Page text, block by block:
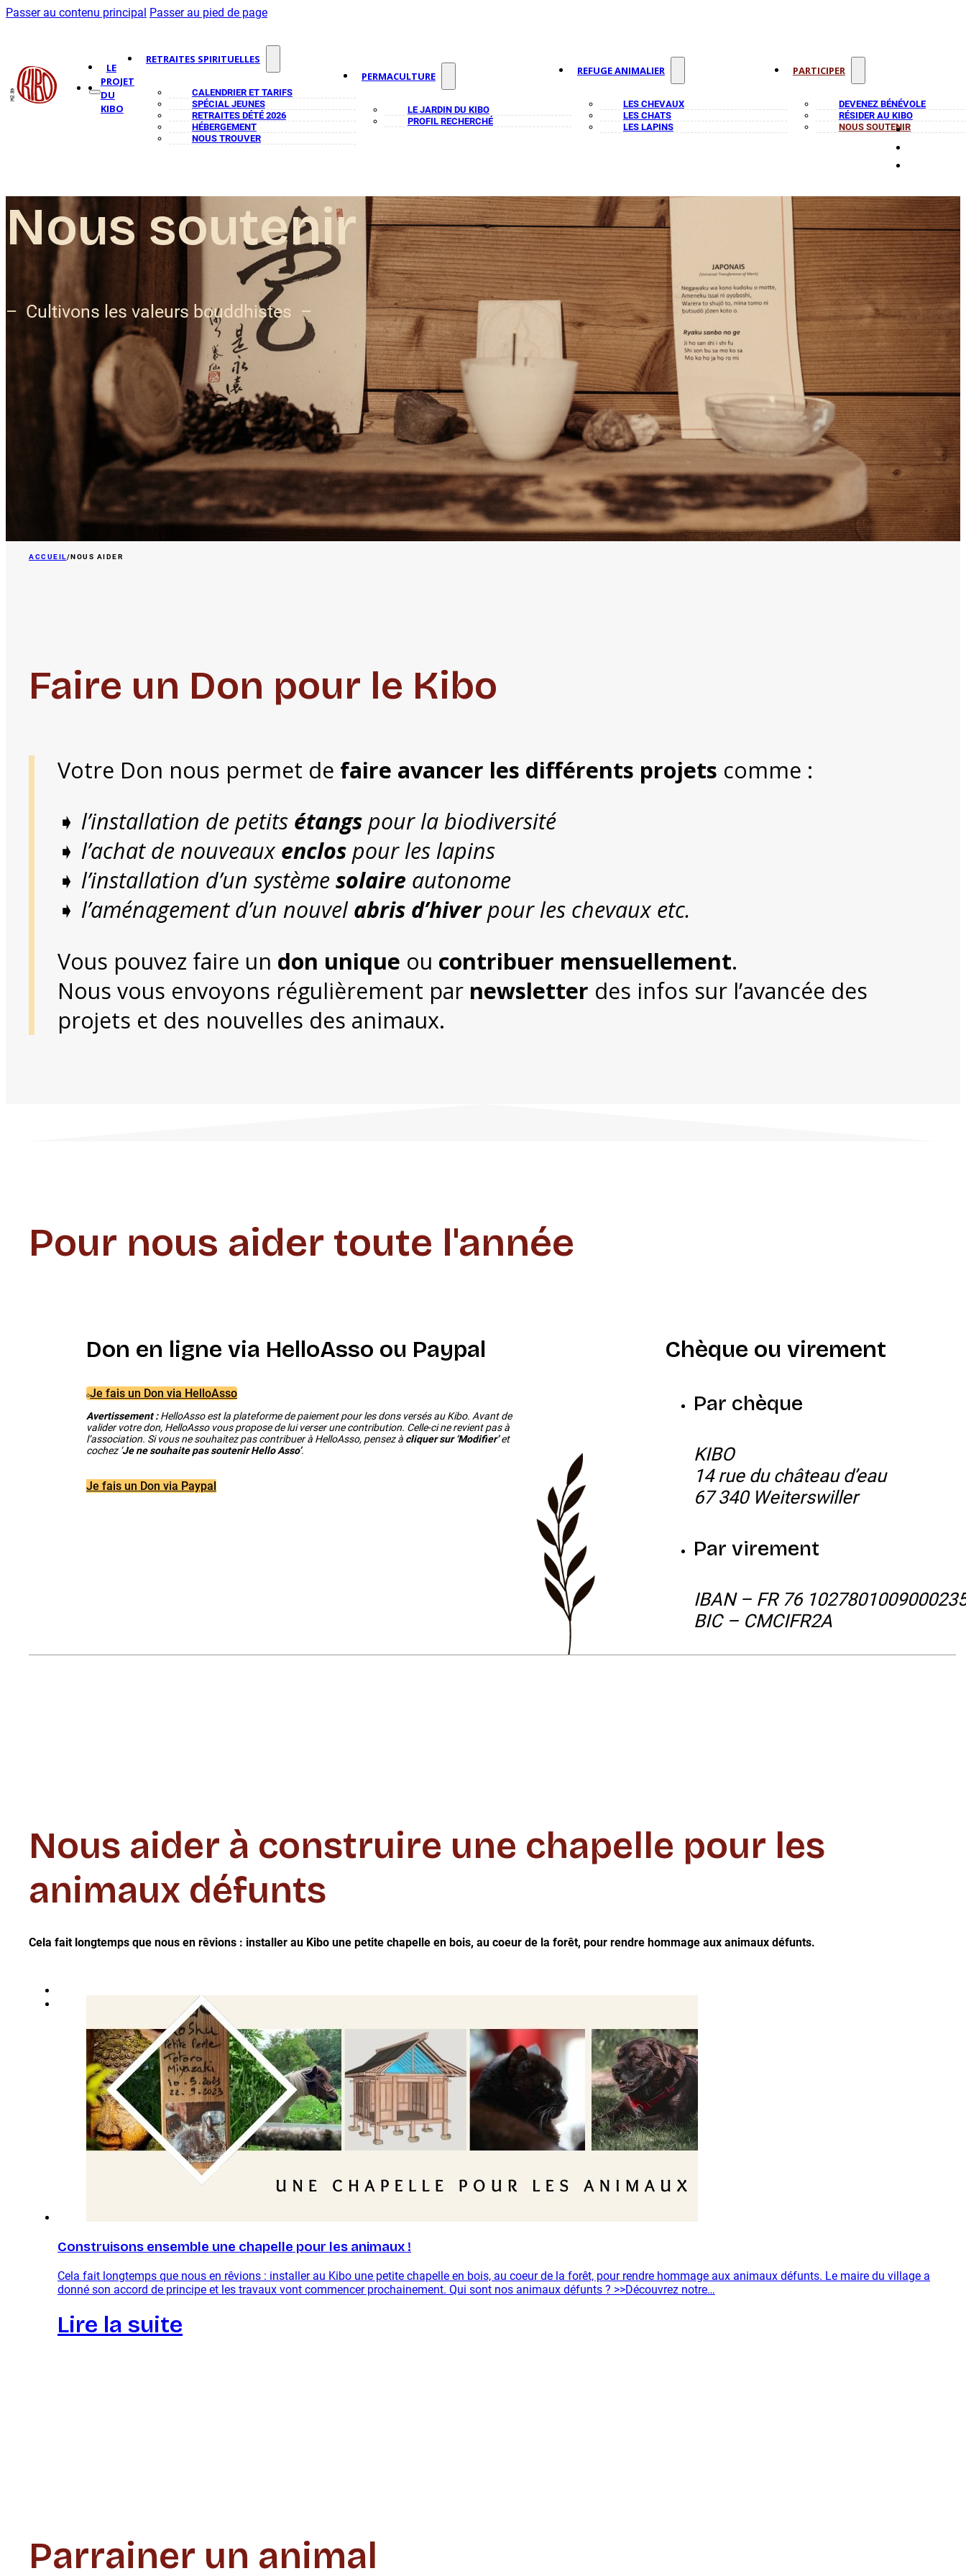
Passer au contenu principal Passer au pied de page
LE
PROJET
DU
KIBO
RETRAITES SPIRITUELLES
CALENDRIER ET TARIFS
SPÉCIAL JEUNES
RETRAITES DÉTÉ 2026
HÉBERGEMENT
NOUS TROUVER
PERMACULTURE
LE JARDIN DU KIBO
PROFIL RECHERCHÉ
REFUGE ANIMALIER
LES CHEVAUX
LES CHATS
LES LAPINS
PARTICIPER
DEVENEZ BÉNÉVOLE
RÉSIDER AU KIBO
NOUS SOUTENIR
Nous soutenir
– Cultivons les valeurs bouddhistes –
ACCUEIL/NOUS AIDER
Faire un Don pour le Kibo
Votre Don nous permet de faire avancer les différents projets comme :
➧ l’installation de petits étangspour la biodiversité
➧ l’achat de nouveaux enclospour les lapins
➧ l’installation d’un systèmesolaire autonome
➧ l’aménagement d’un nouvelabris d’hiverpour les chevaux etc.
Vous pouvez faire un don unique ou contribuer mensuellement.
Nous vous envoyons régulièrement par newsletter des infos sur l’avancée des
projets et des nouvelles des animaux.
Pour nous aider toute l'année
Don en ligne via HelloAsso ou Paypal
Je fais un Don via HelloAsso
Avertissement :HelloAsso est la plateforme de paiement pour les dons versés au Kibo. Avant de
valider votre don, HelloAsso vous propose de lui verser une contribution. Celle-ci ne revient pas à
l’association. Si vous ne souhaitez pas contribuer à HelloAsso, pensez à cliquer sur ‘Modifier’et
cochez ‘Je ne souhaite pas soutenir Hello Asso’.
Je fais un Don via Paypal
Chèque ou virement
Par chèque
KIBO
14 rue du château d’eau
67 340 Weiterswiller
Par virement
IBAN – FR 76
BIC – CMCIFR2A
Nous aider à construire une chapelle pour les
animaux défunts
Cela fait longtemps que nous en rêvions : installer au Kibo une petite chapelle en bois, au coeur de la forêt, pour rendre hommage aux animaux défunts.
Construisons ensemble une chapelle pour les animaux !
Cela fait longtemps que nous en rêvions : installer au Kibo une petite chapelle en bois, au coeur de la forêt, pour rendre hommage aux animaux défunts. Le maire du village a
donné son accord de principe et les travaux vont commencer prochainement. Qui sont nos animaux défunts ? >>Découvrez notre…
Lire la suite
Parrainer un animal